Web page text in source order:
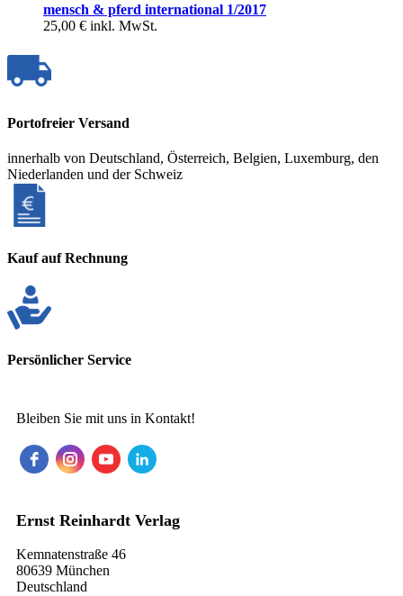
mensch & pferd international 1/2017
25,00 € inkl. MwSt.
Portofreier Versand
innerhalb von Deutschland, Österreich, Belgien, Luxemburg, den
Niederlanden und der Schweiz
Kauf auf Rechnung
Persönlicher Service
Bleiben Sie mit uns in Kontakt!
Ernst Reinhardt Verlag
Kemnatenstraße 46
80639 München
Deutschland